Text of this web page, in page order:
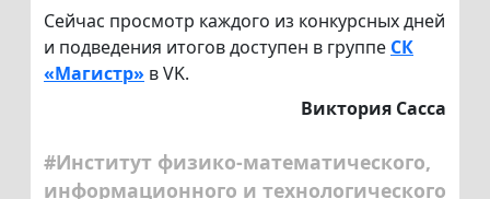
Сейчас просмотр каждого из конкурсных дней
и подведения итогов доступен в группе СК
«Магистр» в VK.
Виктория Сасса
#Институт физико-математического,
информационного и технологического